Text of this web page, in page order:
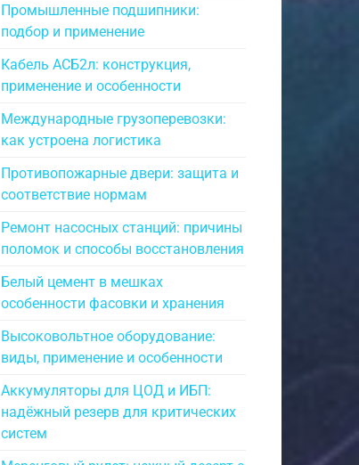
Промышленные подшипники:
подбор и применение
Кабель АСБ2л: конструкция,
применение и особенности
Международные грузоперевозки:
как устроена логистика
Противопожарные двери: защита и
соответствие нормам
Ремонт насосных станций: причины
поломок и способы восстановления
Белый цемент в мешках
особенности фасовки и хранения
Высоковольтное оборудование:
виды, применение и особенности
Аккумуляторы для ЦОД и ИБП:
надёжный резерв для критических
систем